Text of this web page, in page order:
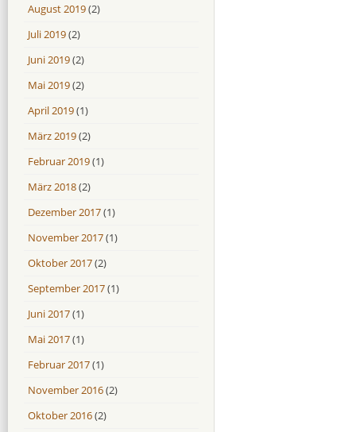
August 2019(2)
Juli 2019(2)
Juni 2019(2)
Mai 2019(2)
April 2019(1)
März 2019(2)
Februar 2019(1)
März 2018(2)
Dezember 2017(1)
November 2017(1)
Oktober 2017(2)
September 2017(1)
Juni 2017(1)
Mai 2017(1)
Februar 2017(1)
November 2016(2)
Oktober 2016(2)